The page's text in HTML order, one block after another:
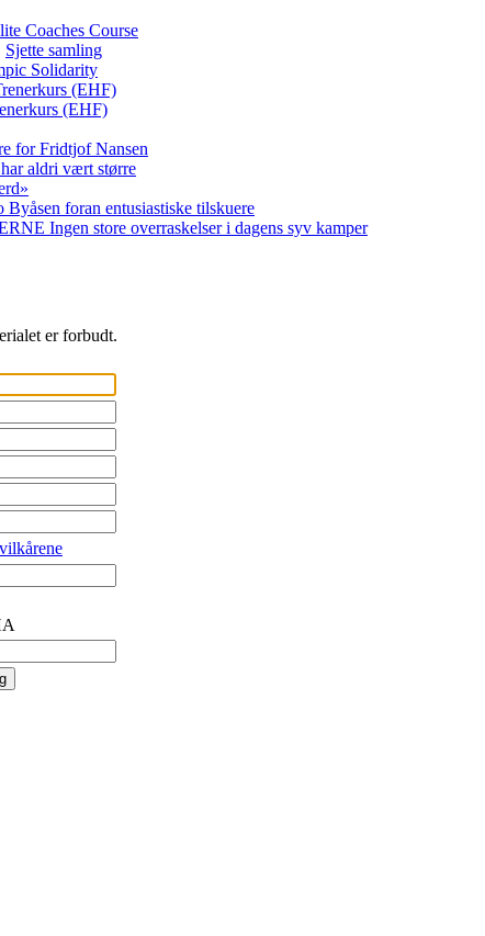
Coaches Course
Sjette samling
Solidarity
(EHF)
(EHF)
for Fridtjof Nansen
aldri vært større
foran entusiastiske tilskuere
Ingen store overraskelser i dagens syv kamper
er forbudt.